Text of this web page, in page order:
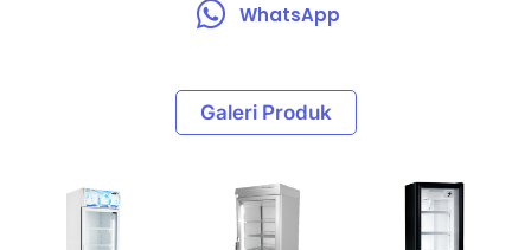
WhatsApp
Galeri Produk